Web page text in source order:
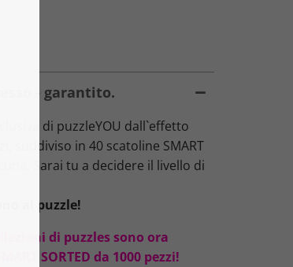
- garantito.
di puzzleYOU dall`effetto
suddiviso in 40 scatoline SMART
Sarai tu a decidere il livello di
al puzzle!
di puzzles sono ora
SORTED da 1000 pezzi!